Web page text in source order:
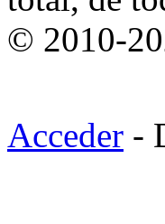
© 2010-
Acceder -